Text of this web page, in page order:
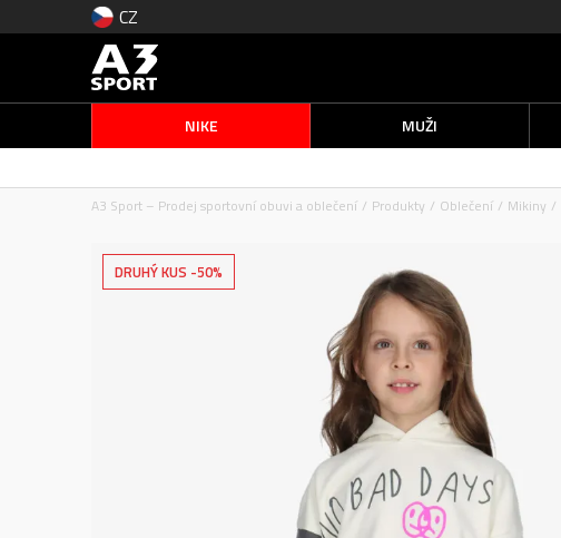
CZ
NIKE MUŽI
A3 Sport – Prodej sportovní obuvi a oblečení
Produkty Oblečení Mikiny
DRUHÝ KUS -50%